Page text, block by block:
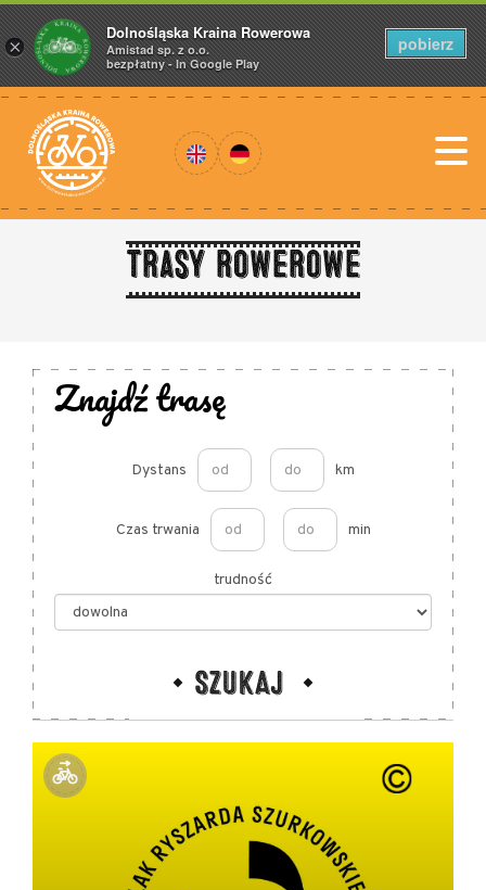
Trasy rowerowe
Znajdź trasę
Dystans km
Czas trwania min
trudność
SZUKAJ
×
Dolnośląska Kraina Rowerowa
Amistad sp. z o.o.
bezpłatny - In Google Play
pobierz